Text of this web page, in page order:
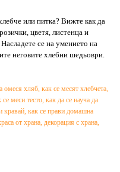
или питка? Вижте как да
цветя, листенца и
се на умението на
неговите хлебни шедьоври.
омеся хляб, как се месят хлебчета,
се меси тесто, как да се науча да
кравай, как се прави домашна
от храна, декорация с храна,